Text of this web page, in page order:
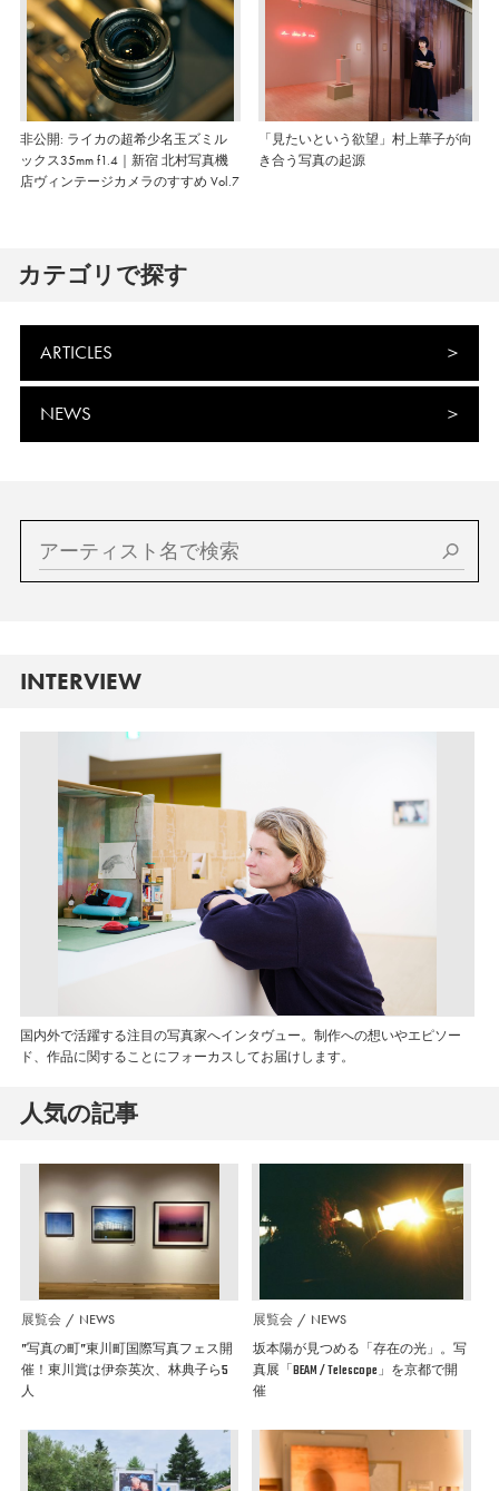
非公開: ライカの超希少名玉ズミル
ックス35mm f1.4｜新宿 北村写真機
店ヴィンテージカメラのすすめ Vol.7
「見たいという欲望」村上華子が向
き合う写真の起源
カテゴリで探す
ARTICLES
NEWS
INTERVIEW
国内外で活躍する注目の写真家へインタヴュー。制作への想いやエピソー
ド、作品に関することにフォーカスしてお届けします。
人気の記事
展覧会 NEWS
”写真の町”東川町国際写真フェス開
催！東川賞は伊奈英次、林典子ら5
人
展覧会 NEWS
坂本陽が見つめる「存在の光」。写
真展「BEAM / Telescope」を京都で開
催